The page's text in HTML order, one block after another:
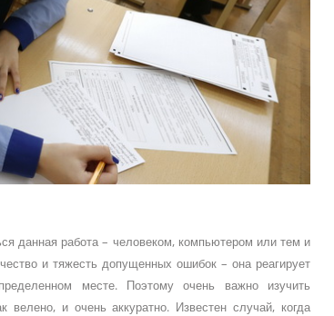
данная работа – человеком, компьютером или тем и
и тяжесть допущенных ошибок – она реагирует
месте. Поэтому очень важно изучить
и очень аккуратно. Известен случай, когда